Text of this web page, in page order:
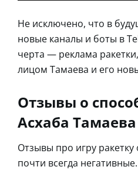
Не исключено, что в
новые каналы и боты в
черта — реклама
лицом Тамаева и его
Отзывы о
Асхаба Тамаева
Отзывы про игру ракетку
почти всегда